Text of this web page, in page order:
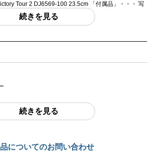
Tour 2 DJ6569-100 23.5cm 「付属品」・・・ 写
ます。
ズ、ヨゴレあり）
続きを見る
6-10-15 2F
続きを見る
についてのお問い合わせ